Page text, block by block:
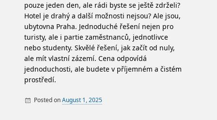
pouze jeden den, ale rádi byste se ještě zdrželi?
Hotel je drahý a další možnosti nejsou? Ale jsou,
ubytovna Praha. Jednoduché řešení nejen pro
turisty, ale i partie zaměstnanců, jednotlivce
nebo studenty. Skvělé řešení, jak začít od nuly,
ale mít vlastní zázemí. Cena odpovídá
jednoduchosti, ale budete v příjemném a čistém
prostředí.
Posted onAugust 1, 2025